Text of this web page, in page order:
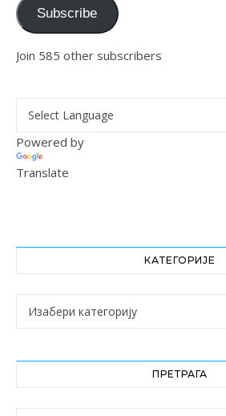
Subscribe
Join 585 other subscribers
Powered by
Translate
КАТЕГОРИЈЕ
Категорије
ПРЕТРАГА